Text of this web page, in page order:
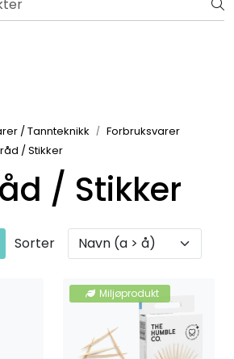
og få en rekke fordeler. Les mer!
/ Tannteknikk
Forbruksvarer
/ Stikker
/ Stikker
Sorter
Miljøprodukt
/ Innredning